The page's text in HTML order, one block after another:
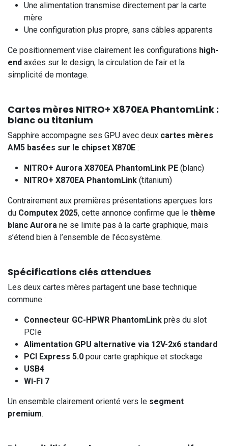
Une alimentation transmise directement par la carte
mère
Une configuration plus propre, sans câbles apparents
Ce positionnement vise clairement les configurations high-
end axées sur le design, la circulation de l’air et la
simplicité de montage.
Cartes mères NITRO+ X870EA PhantomLink :
blanc ou titanium
Sapphire accompagne ses GPU avec deux cartes mères
AM5 basées sur le chipset X870E :
NITRO+ Aurora X870EA PhantomLink PE (blanc)
NITRO+ X870EA PhantomLink (titanium)
Contrairement aux premières présentations aperçues lors
du Computex 2025, cette annonce confirme que le thème
blanc Aurora ne se limite pas à la carte graphique, mais
s’étend bien à l’ensemble de l’écosystème.
Spécifications clés attendues
Les deux cartes mères partagent une base technique
commune :
Connecteur GC-HPWR PhantomLink près du slot
PCIe
Alimentation GPU alternative via 12V-2x6 standard
PCI Express 5.0 pour carte graphique et stockage
USB4
Wi-Fi 7
Un ensemble clairement orienté vers le segment
premium.